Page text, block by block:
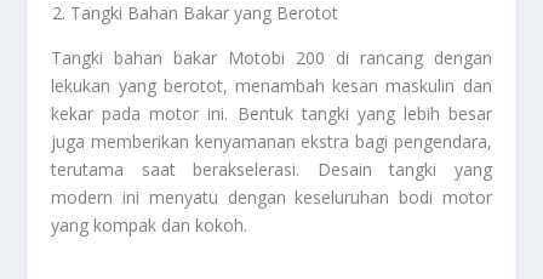
Tangki Bahan Bakar yang Berotot
Tangki bahan bakar Motobi 200 di rancang dengan
lekukan yang berotot, menambah kesan maskulin dan
kekar pada motor ini. Bentuk tangki yang lebih besar
juga memberikan kenyamanan ekstra bagi pengendara,
terutama saat berakselerasi. Desain tangki yang
modern ini menyatu dengan keseluruhan bodi motor
yang kompak dan kokoh.